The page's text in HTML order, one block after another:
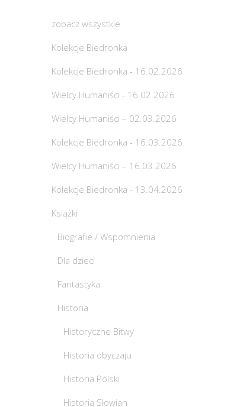
zobacz wszystkie
Kolekcje Biedronka
Kolekcje Biedronka - 16.02.2026
Wielcy Humaniści - 16.02.2026
Wielcy Humaniści – 02.03.2026
Kolekcje Biedronka - 16.03.2026
Wielcy Humaniści – 16.03.2026
Kolekcje Biedronka - 13.04.2026
Książki
Biografie / Wspomnienia
Dla dzieci
Fantastyka
Historia
Historyczne Bitwy
Historia obyczaju
Historia Polski
Historia Słowian